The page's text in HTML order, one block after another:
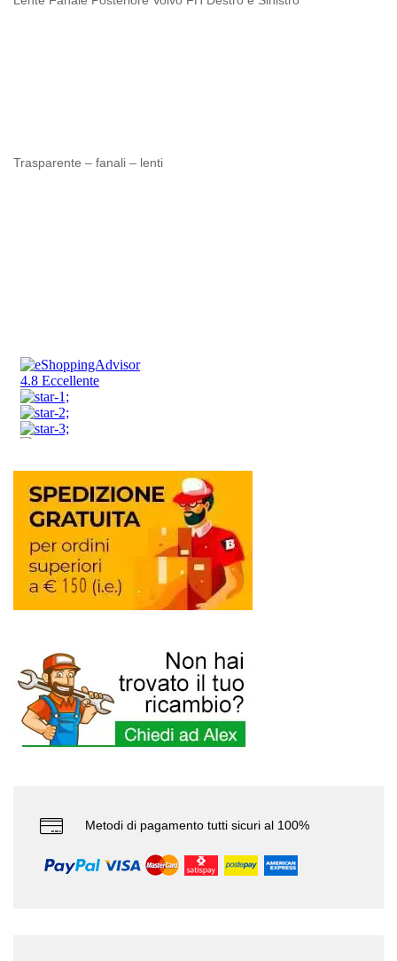
Trasparente – fanali – lenti
Metodi di pagamento tutti sicuri al 100%